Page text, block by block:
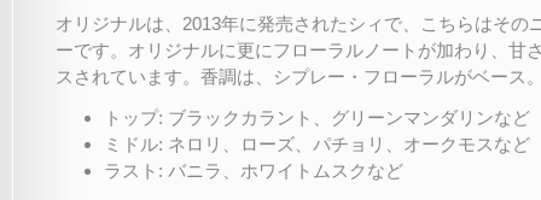
オリジナルは、2013年に発売されたシィで、こちらはその
ーです。オリジナルに更にフローラルノートが加わり、甘
スされています。香調は、シプレー・フローラルがベース
トップ: ブラックカラント、グリーンマンダリンなど
ミドル: ネロリ、ローズ、パチョリ、オークモスなど
ラスト: バニラ、ホワイトムスクなど